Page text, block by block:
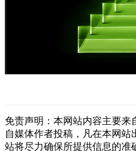
免责声明：本网站内容主要
自媒体作者投稿，凡在本网站
站将尽力确保所提供信息的准